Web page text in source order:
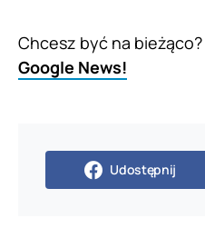
Chcesz być na bieżąco?
Google News!
Udostępnij